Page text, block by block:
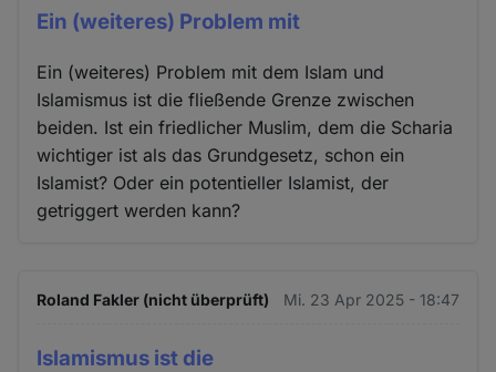
Ein (weiteres) Problem mit
Ein (weiteres) Problem mit dem Islam und
Islamismus ist die fließende Grenze zwischen
beiden. Ist ein friedlicher Muslim, dem die Scharia
wichtiger ist als das Grundgesetz, schon ein
Islamist? Oder ein potentieller Islamist, der
getriggert werden kann?
Roland Fakler (nicht überprüft) Mi. 23 Apr 2025 - 18:47
Islamismus ist die